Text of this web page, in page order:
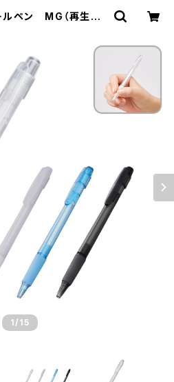
ルペン MG（再生AB
1 /15